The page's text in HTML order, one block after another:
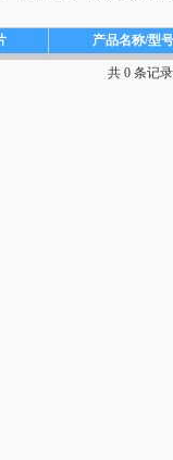
产品名称/型号
共 0 条记